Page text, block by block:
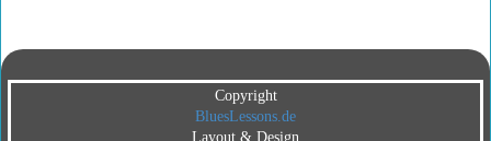
Copyright
BluesLessons.de
Layout & Design